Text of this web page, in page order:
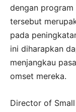
dengan program
tersebut
pada
ini diharapkan
menjangkau
omset mereka.
Director of Small